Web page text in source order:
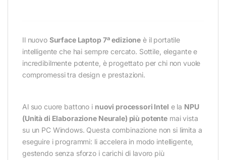
Il nuovo Surface Laptop 7ª edizione è il portatile
intelligente che hai sempre cercato. Sottile, elegante e
incredibilmente potente, è progettato per chi non vuole
compromessi tra design e prestazioni.
Al suo cuore battono i nuovi processori Intel e la NPU
(Unità di Elaborazione Neurale) più potentemai vista
su un PC Windows. Questa combinazione non si limita a
eseguire i programmi: li accelera in modo intelligente,
gestendo senza sforzo i carichi di lavoro più